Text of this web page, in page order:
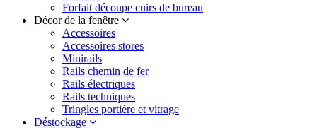
Forfait découpe cuirs de bureau
Décor de la fenêtre
Accessoires
Accessoires stores
Minirails
Rails chemin de fer
Rails électriques
Rails techniques
Tringles portière et vitrage
Déstockage